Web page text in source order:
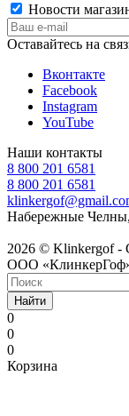
Новости
Оставайтесь на
Вконтакте
Facebook
Instagram
YouTube
Наши контакты
8 800 201 6581
8 800 201 6581
Набережные
2026 © Klinkergof -
ООО
Найти
0
0
0
Корзина